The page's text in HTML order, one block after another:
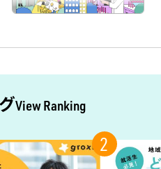
View Ranking
2